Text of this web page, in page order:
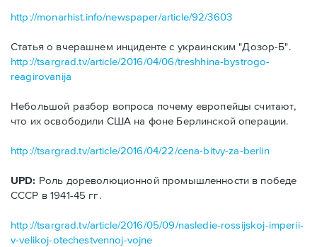
http://monarhist.info/newspaper/article/92/3603
Статья о вчерашнем инциденте с украинским "Дозор-Б".
http://tsargrad.tv/article/2016/04/06/treshhina-bystrogo-
reagirovanija
Небольшой разбор вопроса почему европейцы считают,
что их освободили США на фоне Берлинской операции.
http://tsargrad.tv/article/2016/04/22/cena-bitvy-za-berlin
UPD: Роль дореволюционной промышленности в победе
СССР в 1941-45 гг.
http://tsargrad.tv/article/2016/05/09/nasledie-rossijskoj-imperii-
v-velikoj-otechestvennoj-vojne